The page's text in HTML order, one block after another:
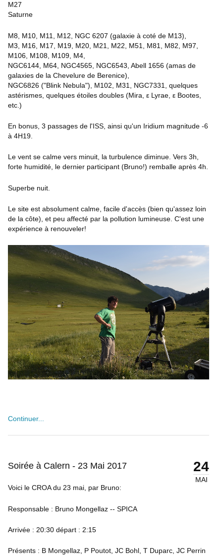
M27
Saturne
M8, M10, M11, M12, NGC 6207 (galaxie à coté de M13),
M3, M16, M17, M19, M20, M21, M22, M51, M81, M82, M97,
M106, M108, M109, M4,
NGC6144, M64, NGC4565, NGC6543, Abell 1656 (amas de
galaxies de la Chevelure de Berenice),
NGC6826 ("Blink Nebula"), M102, M31, NGC7331, quelques
astérismes, quelques étoiles doubles (Mira, ε Lyrae, ε Bootes,
etc.)
En bonus, 3 passages de l'ISS, ainsi qu'un Iridium magnitude -6
à 4H19.
Le vent se calme vers minuit, la turbulence diminue. Vers 3h,
forte humidité, le dernier participant (Bruno!) remballe après 4h.
Superbe nuit.
Le site est absolument calme, facile d'accès (bien qu'assez loin
de la côte), et peu affecté par la pollution lumineuse. C'est une
expérience à renouveler!
Continuer...
24
MAI
Soirée à Calern - 23 Mai 2017
Voici le CROA du 23 mai, par Bruno:
Responsable : Bruno Mongellaz -- SPICA
Arrivée : 20:30 départ : 2:15
Présents : B Mongellaz, P Poutot, JC Bohl, T Duparc, JC Perrin